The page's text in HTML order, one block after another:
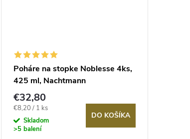
Poháre na stopke Noblesse 4ks,
425 ml, Nachtmann
€32,80
Jednotková
cena:
€8,20 / 1 ks
Skladom
>5 balení
DO KOŠÍKA